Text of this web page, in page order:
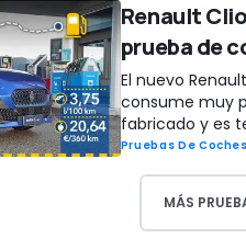
Renault
prueba de
El nuevo
consume muy
fabricado y es
Pruebas De Coches
MÁS